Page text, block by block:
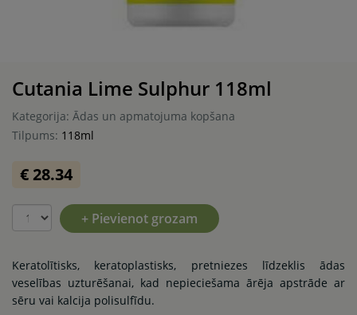
Cutania Lime Sulphur 118ml
Kategorija: Ādas un apmatojuma kopšana
Tilpums: 118ml
€ 28.34
+ Pievienot grozam
Keratolītisks, keratoplastisks, pretniezes līdzeklis ādas
veselības uzturēšanai, kad nepieciešama ārēja apstrāde ar
sēru vai kalcija polisulfīdu.